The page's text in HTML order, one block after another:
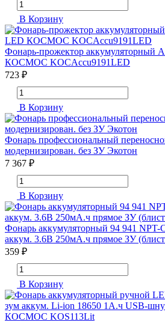
В Корзину
Фонарь-прожектор аккумуляторный
КОСМОС KOCAccu9191LED
723 ₽
В Корзину
Фонарь профессиональный
модернизирован. без ЗУ Экотон
7 367 ₽
В Корзину
Фонарь аккумуляторный 94 941
аккум. 3.6В 250мА.ч прямое ЗУ
359 ₽
В Корзину